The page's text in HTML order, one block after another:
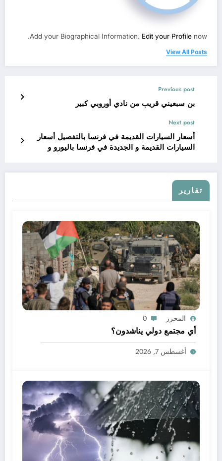
Add your Biographical Information. Edit your Profile now.
View All Posts
Previous post
بن سبعيني قريب من نادي أوروبي كبير
Next post
أسعار السيارات القديمة في فرنسا بالتفصيل أسعار
السيارات القديمة و الجديدة في فرنسا باليورو و
تقارير
المحرر 0
أي مجتمع دولي يناشدون؟
أغسطس 7, 2026